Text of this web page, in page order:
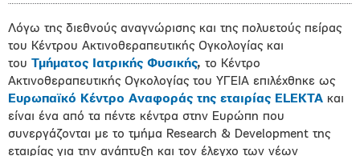
Λόγω της διεθνούς αναγνώρισης και της πολυετούς πείρας
του Κέντρου Ακτινοθεραπευτικής Ογκολογίας και
του Τμήματος Ιατρικής Φυσικής, το Κέντρο
Ακτινοθεραπευτικής Ογκολογίας του ΥΓΕΙΑ επιλέχθηκε ως
Ευρωπαϊκό Κέντρο Αναφοράς της εταιρίας ELEKTA και
είναι ένα από τα πέντε κέντρα στην Ευρώπη που
συνεργάζονται με το τμήμα Research & Development της
εταιρίας για την ανάπτυξη και τον έλεγχο των νέων